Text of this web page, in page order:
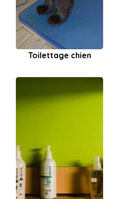
Toilettage chien